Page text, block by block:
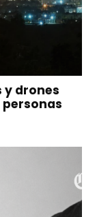
drones
personas